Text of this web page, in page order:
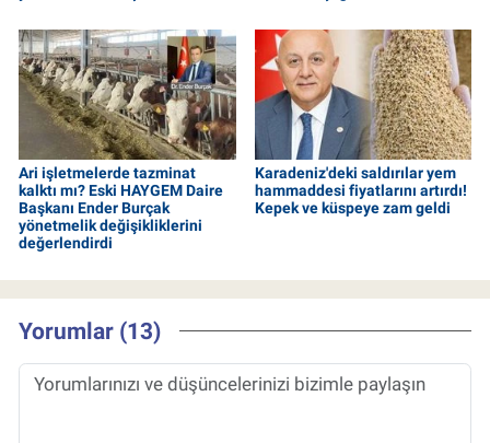
Ari işletmelerde tazminat
kalktı mı? Eski HAYGEM Daire
Başkanı Ender Burçak
yönetmelik değişikliklerini
değerlendirdi
Karadeniz'deki saldırılar yem
hammaddesi fiyatlarını artırdı!
Kepek ve küspeye zam geldi
Yorumlar (13)